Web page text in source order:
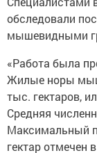
обследовали
мышевидными
«Работа была
Жилые норы
тыс. гектаров,
Средняя
Максимальный
гектар отмечен